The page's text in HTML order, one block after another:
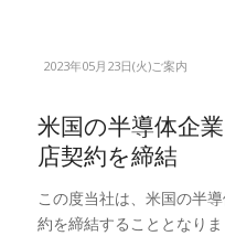
2023年05月23日(火)ご案内
米国の半導体企
店契約を締結
この度当社は、米国の半
約を締結することとなりま